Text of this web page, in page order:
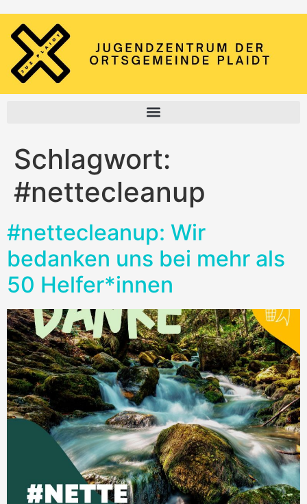
Schlagwort:
#nettecleanup
#nettecleanup: Wir
bedanken uns bei mehr als
50 Helfer*innen